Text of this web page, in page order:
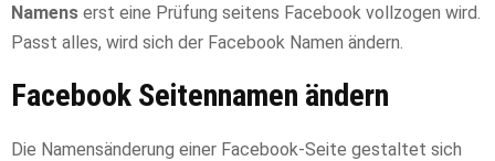
Namens erst eine Prüfung seitens Facebook vollzogen wird.
Passt alles, wird sich der Facebook Namen ändern.
Facebook Seitennamen ändern
Die Namensänderung einer Facebook-Seite gestaltet sich